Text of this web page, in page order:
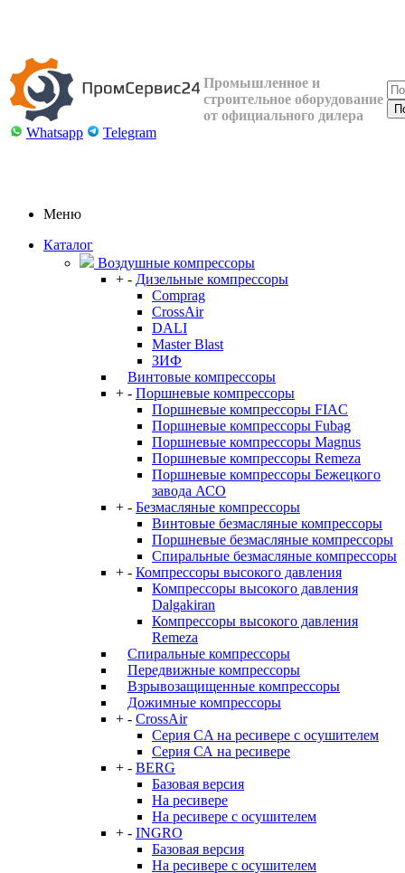
Whatsapp Telegram
Промышленное и
строительное оборудование
от официального дилера
Меню
Каталог
Воздушные компрессоры
+ - Дизельные компрессоры
Comprag
CrossAir
DALI
Master Blast
ЗИФ
Винтовые компрессоры
+ - Поршневые компрессоры
Поршневые компрессоры FIAC
Поршневые компрессоры Fubag
Поршневые компрессоры Magnus
Поршневые компрессоры Remeza
Поршневые компрессоры Бежецкого
завода АСО
+ - Безмасляные компрессоры
Винтовые безмасляные компрессоры
Поршневые безмасляные компрессоры
Спиральные безмасляные компрессоры
+ - Компрессоры высокого давления
Компрессоры высокого давления
Dalgakiran
Компрессоры высокого давления
Remeza
Спиральные компрессоры
Передвижные компрессоры
Взрывозащищенные компрессоры
Дожимные компрессоры
+ - CrossAir
Серия CA на ресивере с осушителем
Серия СА на ресивере
+ - BERG
Базовая версия
На ресивере
На ресивере с осушителем
+ - INGRO
Базовая версия
На ресивере с осушителем